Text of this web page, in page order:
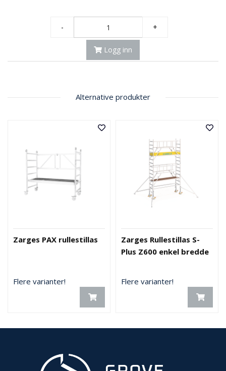
- +
Logg inn
Alternative produkter
Zarges PAX rullestillas
Flere varianter!
Zarges Rullestillas S-
Plus Z600 enkel bredde
Flere varianter!